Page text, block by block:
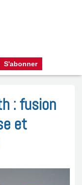
: fusion
et